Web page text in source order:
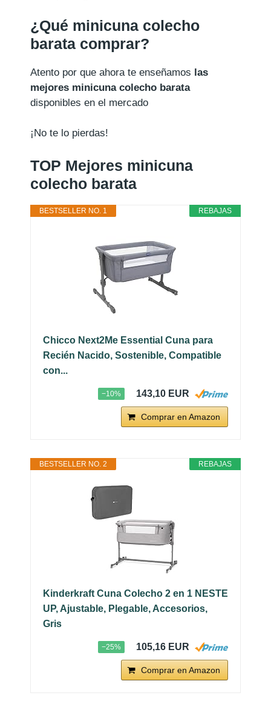
¿Qué minicuna colecho
barata comprar?
Atento por que ahora te enseñamos las
mejores minicuna colecho barata
disponibles en el mercado
¡No te lo pierdas!
TOP Mejores minicuna
colecho barata
REBAJAS
BESTSELLER NO. 1
Chicco Next2Me Essential Cuna para
Recién Nacido, Sostenible, Compatible
con...
−10% 143,10 EUR
Comprar en Amazon
REBAJAS
BESTSELLER NO. 2
Kinderkraft Cuna Colecho 2 en 1 NESTE
UP, Ajustable, Plegable, Accesorios,
Gris
−25% 105,16 EUR
Comprar en Amazon